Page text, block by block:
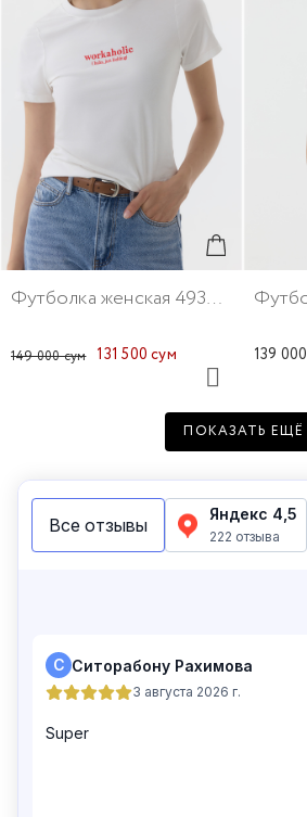
Футболка женская 49334-4
149 000 сум 131 500 сум 139
ПОКАЗАТЬ ЕЩЁ